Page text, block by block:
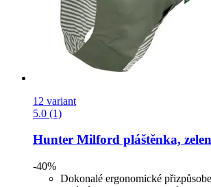
12 variant
5.0 (1)
Hunter Milford pláštěnka,
-40%
Dokonalé ergonomické